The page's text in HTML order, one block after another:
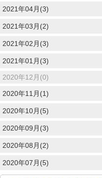
2021年04月(3)
2021年03月(2)
2021年02月(3)
2021年01月(3)
2020年12月(0)
2020年11月(1)
2020年10月(5)
2020年09月(3)
2020年08月(2)
2020年07月(5)